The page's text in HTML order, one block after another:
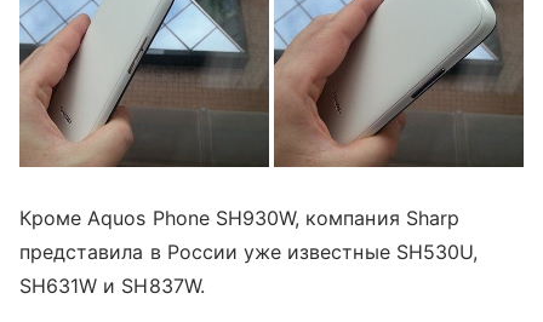
Кроме Aquos Phone SH930W, компания Sharp
представила в России уже известные SH530U,
SH631W и SH837W.